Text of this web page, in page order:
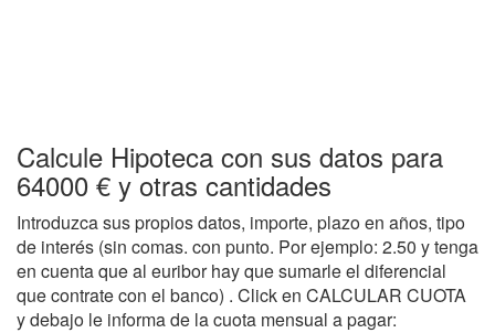
Calcule Hipoteca con sus datos para
64000 € y otras cantidades
Introduzca sus propios datos, importe, plazo en años, tipo
de interés (sin comas. con punto. Por ejemplo: 2.50 y tenga
en cuenta que al euribor hay que sumarle el diferencial
que contrate con el banco) . Click en CALCULAR CUOTA
y debajo le informa de la cuota mensual a pagar: